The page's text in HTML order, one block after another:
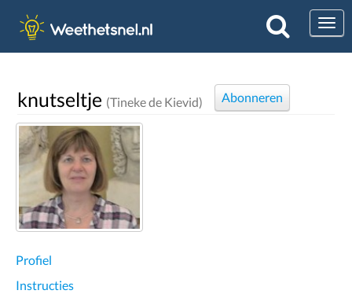
knutseltje (Tineke de Kievid) Abonneren
Profiel
Instructies